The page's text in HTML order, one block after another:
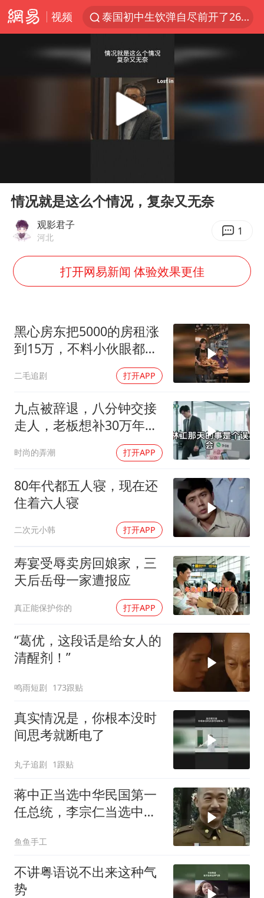
视频
泰国初中生饮弹自尽前开了26枪
用AI造出新病毒意味着什么
美股创4月份以来最大单周涨幅
实时追踪台风白海豚
浙江台州：市民非必要不外出
福建省泉州市委书记张毅恭接受纪律审查和监察调查
2名小孩玩手机低头幅度近乎折叠
美参院通过一项对俄能源领域制裁法案
夯实基础开新局
Play
情况就是这么个情况，复杂又无奈
观影君子
河北 1
打开网易新闻 体验效果更佳
黑心房东把5000的房租涨
到15万，不料小伙眼都不
二毛追剧 打开APP
九点被辞退，八分钟交接
走人，老板想补30万年终
时尚的弄潮 打开APP
80年代都五人寝，现在还
住着六人寝
二次元小韩 打开APP
寿宴受辱卖房回娘家，三
天后岳母一家遭报应
真正能保护你的 打开APP
“葛优，这段话是给女人的
清醒剂！”
鸣雨短剧 173跟贴
真实情况是，你根本没时
间思考就断电了
丸子追剧 1跟贴
蒋中正当选中华民国第一
任总统，李宗仁当选中华
鱼鱼手工
不讲粤语说不出来这种气
势